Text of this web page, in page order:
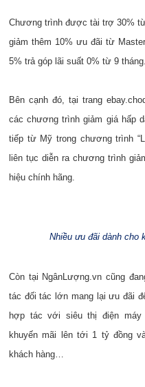
Chương trình được tài trợ 30%
giảm thêm 10% ưu đãi từ
5% trả góp lãi suất 0% từ 9 tháng.
Bên cạnh đó, tại trang
các chương trình giảm giá hấp
tiếp từ Mỹ trong chương trình
liên tục diễn ra chương trình
hiệu chính hãng.
Nhiều ưu đãi dành cho
Còn tại NgânLượng.vn cũng
tác đối tác lớn mang lại ưu đãi
hợp tác với siêu thị điện máy
khuyến mãi lên tới 1 tỷ đồng
khách hàng…